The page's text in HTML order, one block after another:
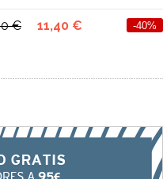
€ 11,40 € -40%